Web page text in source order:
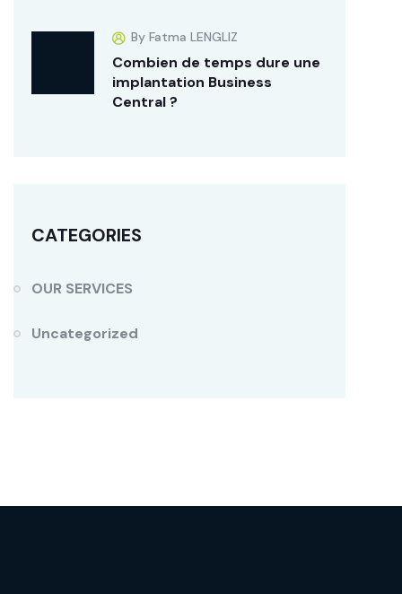
By Fatma LENGLIZ
Combien de temps dure une
implantation Business
Central ?
CATEGORIES
OUR SERVICES
Uncategorized